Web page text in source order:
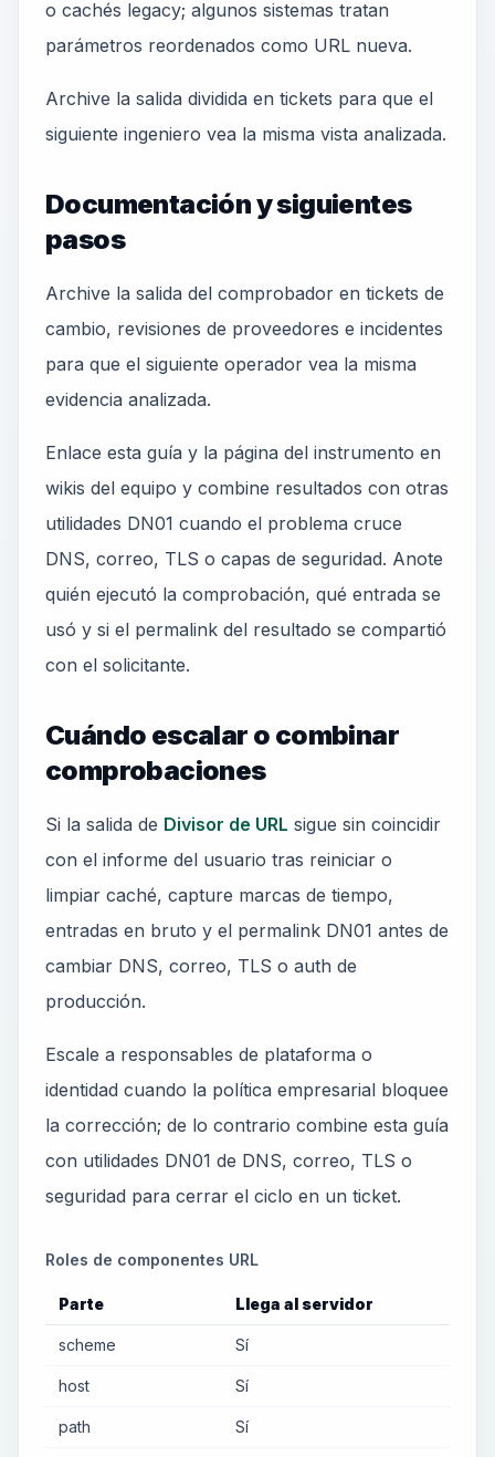
o cachés legacy; algunos sistemas tratan
parámetros reordenados como URL nueva.
Archive la salida dividida en tickets para que el
siguiente ingeniero vea la misma vista analizada.
Documentación y siguientes
pasos
Archive la salida del comprobador en tickets de
cambio, revisiones de proveedores e incidentes
para que el siguiente operador vea la misma
evidencia analizada.
Enlace esta guía y la página del instrumento en
wikis del equipo y combine resultados con otras
utilidades DN01 cuando el problema cruce
DNS, correo, TLS o capas de seguridad. Anote
quién ejecutó la comprobación, qué entrada se
usó y si el permalink del resultado se compartió
con el solicitante.
Cuándo escalar o combinar
comprobaciones
Si la salida de Divisor de URL sigue sin coincidir
con el informe del usuario tras reiniciar o
limpiar caché, capture marcas de tiempo,
entradas en bruto y el permalink DN01 antes de
cambiar DNS, correo, TLS o auth de
producción.
Escale a responsables de plataforma o
identidad cuando la política empresarial bloquee
la corrección; de lo contrario combine esta guía
con utilidades DN01 de DNS, correo, TLS o
seguridad para cerrar el ciclo en un ticket.
Roles de componentes URL
Parte Llega al servidor
scheme Sí
host Sí
path Sí